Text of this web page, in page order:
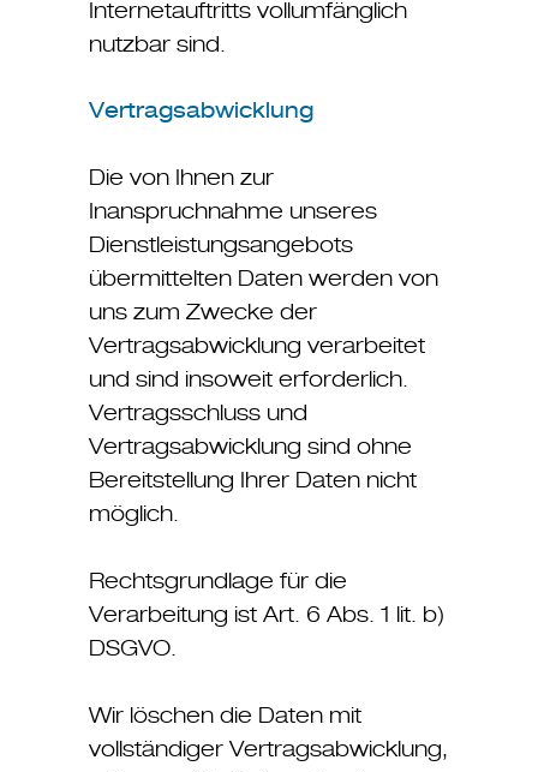
Internetauftritts vollumfänglich
nutzbar sind.
Vertragsabwicklung
Die von Ihnen zur
Inanspruchnahme unseres
Dienstleistungsangebots
übermittelten Daten werden von
uns zum Zwecke der
Vertragsabwicklung verarbeitet
und sind insoweit erforderlich.
Vertragsschluss und
Vertragsabwicklung sind ohne
Bereitstellung Ihrer Daten nicht
möglich.
Rechtsgrundlage für die
Verarbeitung ist Art. 6 Abs. 1 lit. b)
DSGVO.
Wir löschen die Daten mit
vollständiger Vertragsabwicklung,